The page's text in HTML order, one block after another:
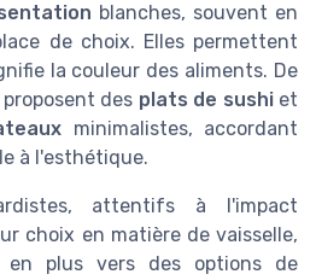
blanches, souvent en
de choix. Elles permettent
la couleur des aliments. De
des plats de sushiet
minimalistes, accordant
à l'esthétique.
attentifs à l'impact
choix en matière de vaisselle,
plus vers des options de